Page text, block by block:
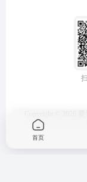
首页